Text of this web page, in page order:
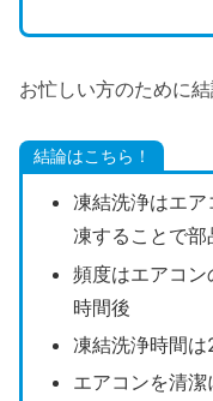
お忙しい方のために
結論はこちら！
凍結洗浄はエ
凍することで
頻度はエアコ
時間後
凍結洗浄時間
エアコンを清